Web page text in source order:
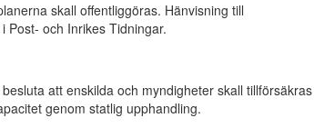
skall offentliggöras. Hänvisning till
Post- och Inrikes Tidningar.
att enskilda och myndigheter skall tillförsäkras
genom statlig upphandling.